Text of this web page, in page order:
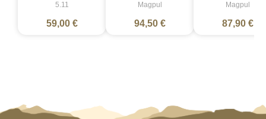
5.11
59,00 €
Magpul
94,50 €
Magpul
87,90 €